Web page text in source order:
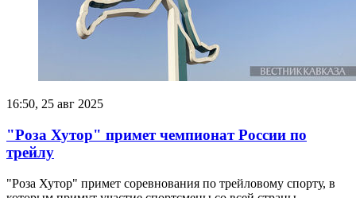
16:50, 25 авг 2025
"Роза Хутор" примет чемпионат России по
трейлу
"Роза Хутор" примет соревнования по трейловому спорту, в